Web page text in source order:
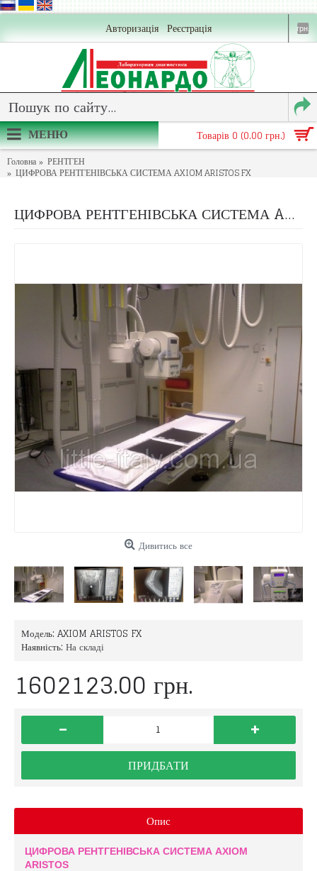
грн.
Авторизація Реєстрація
Товарів 0 (0.00 грн.)
МЕНЮ
Головна РЕНТГЕН
ЦИФРОВА РЕНТГЕНІВСЬКА СИСТЕМА AXIOM ARISTOS FX
ЦИФРОВА РЕНТГЕНІВСЬКА СИСТЕМА AXIOM ARISTOS FX
Дивитись все
Модель: AXIOM ARISTOS FX
Наявність: На складі
1602123.00 грн.
- +
ПРИДБАТИ
Опис
ЦИФРОВА РЕНТГЕНІВСЬКА СИСТЕМА AXIOM
ARISTOS